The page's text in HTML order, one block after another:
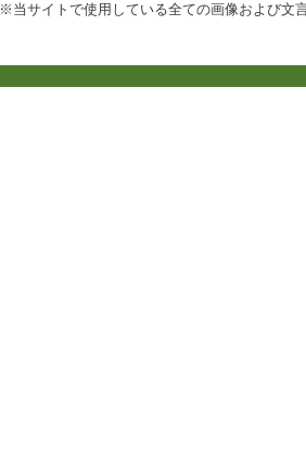
※当サイトで使用している全ての画像および文